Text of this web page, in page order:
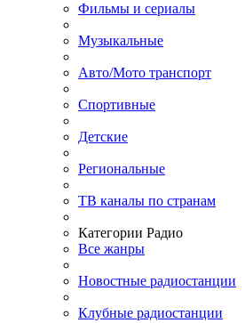
Фильмы и сериалы
Музыкальные
Авто/Мото транспорт
Спортивные
Детские
Региональные
ТВ каналы по странам
Категории Радио
Все жанры
Новостные радиостанции
Клубные радиостанции